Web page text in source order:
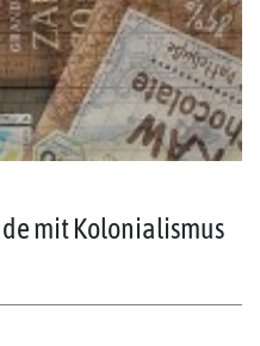
mit Kolonialismus